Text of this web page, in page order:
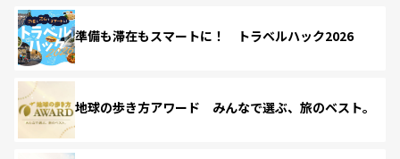
準備も滞在もスマートに！ トラベルハック2026
地球の歩き方アワード みんなで選ぶ、旅のベスト。